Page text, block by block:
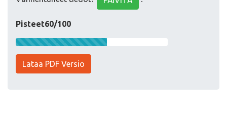
Pisteet60/100
Lataa PDF Versio